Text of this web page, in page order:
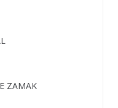
ZAMAK